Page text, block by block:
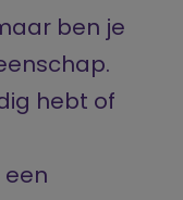
ben je
hebt of
een